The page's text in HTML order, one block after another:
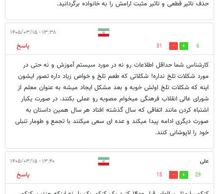
حذف ناثیر قطعی و تاثیر مثبت ارامش را به خانواده برگردانید.
۱۳:۳۸ - ۱۴۰۵/۰۳/۱۵
6
31
پاسخ
کارشناس شما حداقل اطلاعات رو نه در مورد سیستم آموزش و نه حتی در
مورد شکلات تلخ نداره! شکلاتی که طعم تلخ و خواص زیاد داره تصور ایشون
اینه که شکلات تلخ اولش خوبه و بعد مشکل ایجاد میشه به عنوان معلم از
شورای عالی انقلاب فرهنگی میخوام مصوبه رو عملی بکنند. در صورت یکبار
اشتباه کردن مانند اتفاقی که سال گذشته افتاد هر سال همین داستان به
صورت دیگری ادامه پیدا میکند و عده ای سعی میکنند با تجمع و طومار تنبلی
خود را لاپوشانی کنند.
علی ۱۳:۴۰ - ۱۴۰۵/۰۳/۱۵
29
15
پاسخ